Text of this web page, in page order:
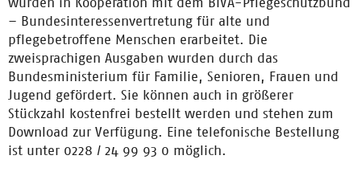
– Bundesinteressenvertretung für alte und
pflegebetroffene Menschen erarbeitet. Die
zweisprachigen Ausgaben wurden durch das
Bundesministerium für Familie, Senioren, Frauen und
Jugend gefördert. Sie können auch in größerer
Stückzahl kostenfrei bestellt werden und stehen zum
Download zur Verfügung. Eine telefonische Bestellung
ist unter 0228 / 24 99 93 0 möglich.